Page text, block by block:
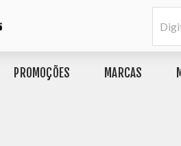
PROMOÇÕES MARCAS